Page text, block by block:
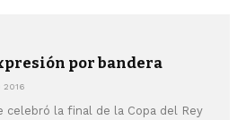
por bandera
2016
celebró la final de la Copa del Rey